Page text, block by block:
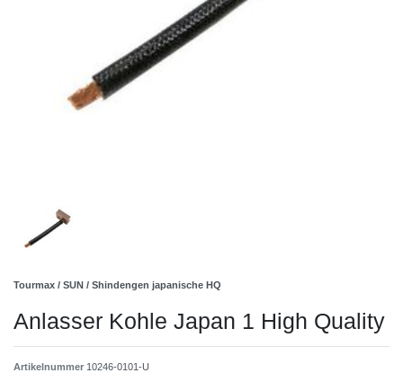
Tourmax / SUN / Shindengen japanische HQ
Anlasser Kohle Japan 1 High Quality
Artikelnummer 10246-0101-U